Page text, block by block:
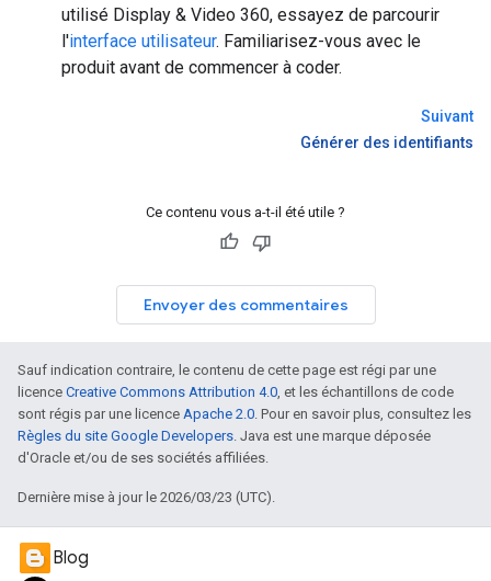
utilisé Display & Video 360, essayez de parcourir
l'interface utilisateur. Familiarisez-vous avec le
produit avant de commencer à coder.
Suivant
Générer des identifiants
Ce contenu vous a-t-il été utile ?
Envoyer des commentaires
Sauf indication contraire, le contenu de cette page est régi par une
licence Creative Commons Attribution 4.0, et les échantillons de code
sont régis par une licence Apache 2.0. Pour en savoir plus, consultez les
Règles du site Google Developers. Java est une marque déposée
d'Oracle et/ou de ses sociétés affiliées.
Dernière mise à jour le 2026/03/23 (UTC).
Blog